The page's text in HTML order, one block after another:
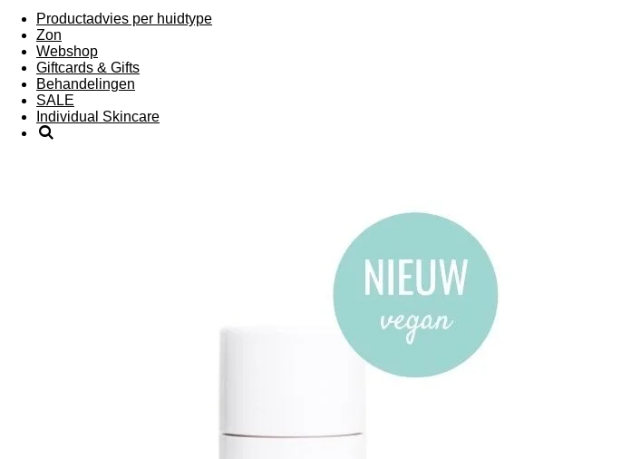
Productadvies per huidtype
Zon
Webshop
Giftcards & Gifts
Behandelingen
SALE
Individual Skincare